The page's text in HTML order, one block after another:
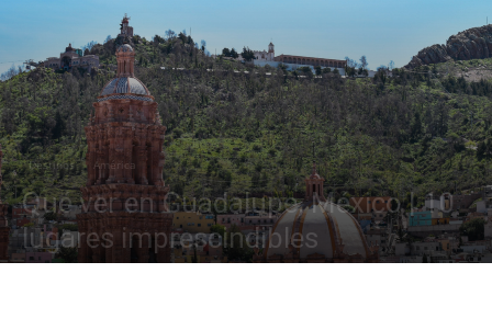
Destinos América
Qué ver en Guadalupe, México | 10
lugares imprescindibles